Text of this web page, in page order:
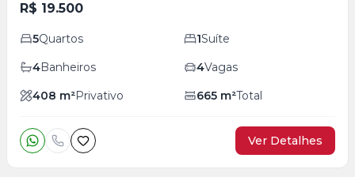
R$ 19.500
5Quartos 1Suíte
4Banheiros 4Vagas
408 m²Privativo 665 m²Total
Ver Detalhes